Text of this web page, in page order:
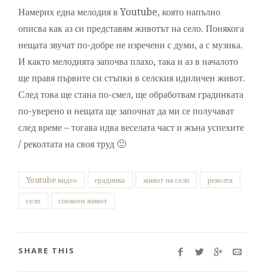
Намерих една мелодия в Youtube, която напълно
описва как аз си представям животът на село. Понякога
нещата звучат по-добре не изречени с думи, а с музика.
И както мелодията започва плахо, така и аз в началото
ще правя първите си стъпки в селския идиличен живот.
След това ще стана по-смел, ще обработвам градинката
по-уверено и нещата ще започнат да ми се получават
след време – тогава идва веселата част и жъна успехите
/ реколтата на своя труд 🙂
Youtube видео градинка живот на село реколта
село спокоен живот
SHARE THIS